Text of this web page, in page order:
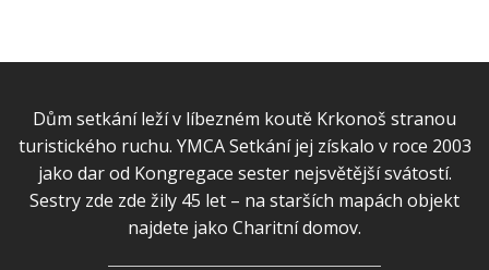
Dům setkání leží v líbezném koutě Krkonoš stranou
turistického ruchu. YMCA Setkání jej získalo v roce 2003
jako dar od Kongregace sester nejsvětější svátostí.
Sestry zde zde žily 45 let – na starších mapách objekt
najdete jako Charitní domov.